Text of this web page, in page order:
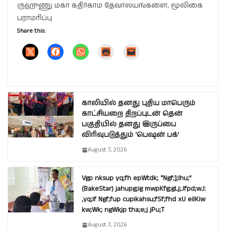
ருஹுணு மகா கதிர்காம தேவாலயங்களை, மூலிகை
பராமரிப்பு
Share this:
காலியில் தனது புதிய மாபெரும்
காட்சியறை திறப்புடன் தென்
பகுதியில் தனது இருப்பை
விரிவுபடுத்தும் ‘பெஷன் பக்’
August 7, 2026
Vgp nksup yq;fh epWtdk; “Ngf;];lhu;”
(BakeStar) jahupg;ig mwpKfg;gLj;Jfpd;wJ:
,yq;if Ngf;fup cupikahsu;fSf;fhd xU eilKiw
kw;Wk; ngWkjp tha;e;j jPu;T
August 7, 2026